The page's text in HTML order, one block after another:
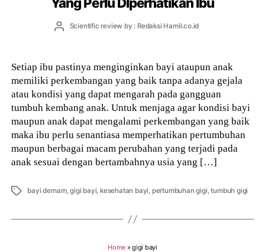
PostScientific review by : Redaksi Hamil.co.id
Setiap ibu pastinya menginginkan bayi ataupun anak
memiliki perkembangan yang baik tanpa adanya gejala
atau kondisi yang dapat mengarah pada gangguan
tumbuh kembang anak. Untuk menjaga agar kondisi bayi
maupun anak dapat mengalami perkembangan yang baik
maka ibu perlu senantiasa memperhatikan pertumbuhan
maupun berbagai macam perubahan yang terjadi pada
anak sesuai dengan bertambahnya usia yang […]
Tags bayi demam,gigi bayi, kesehatan bayi, pertumbuhan gigi,tumbuh gigi
Home »gigi bayi